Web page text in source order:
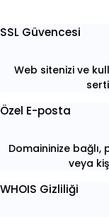
SSL Güvencesi
Web sitenizi ve
Özel E-posta
Domaininize bağlı,
veya
WHOIS Gizliliği